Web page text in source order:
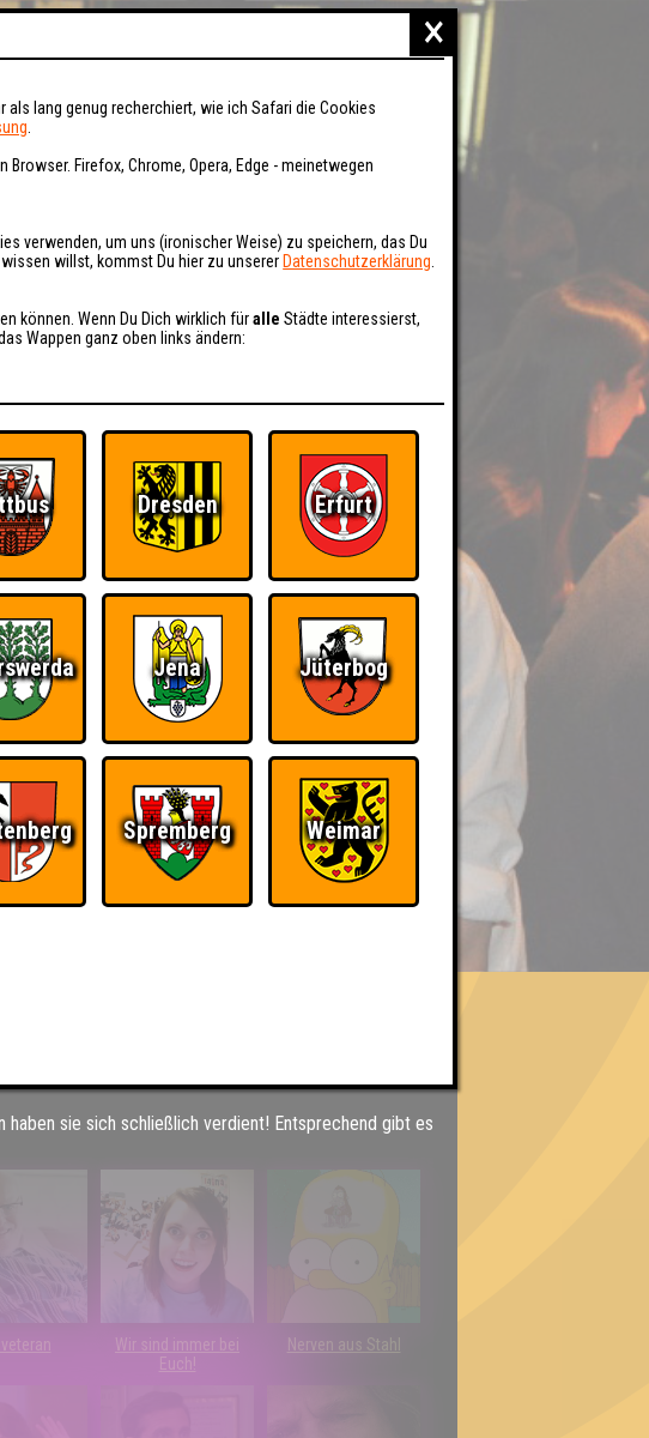
FAQ ÜBER UNS
sie sich schließlich verdient! Entsprechend gibt es
Wir sind immer bei
Euch!
Nerven aus Stahl
×
als lang genug recherchiert, wie ich Safari die Cookies
Firefox, Chrome, Opera, Edge - meinetwegen
verwenden, um uns (ironischer Weise) zu speichern, das Du
willst, kommst Du hier zu unserer Datenschutzerklärung
können. Wenn Du Dich wirklich füralle Städte interessierst,
Wappen ganz oben links ändern:
Dresden Erfurt
Jena Jüterbog
Spremberg Weimar